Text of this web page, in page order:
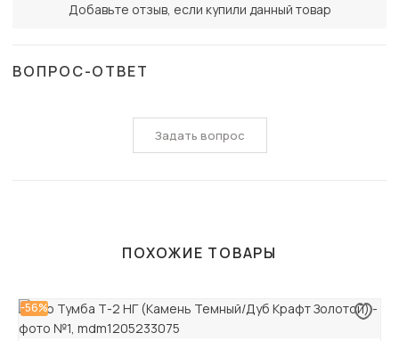
Добавьте отзыв, если купили данный товар
ВОПРОС-ОТВЕТ
Задать вопрос
ПОХОЖИЕ ТОВАРЫ
-56%